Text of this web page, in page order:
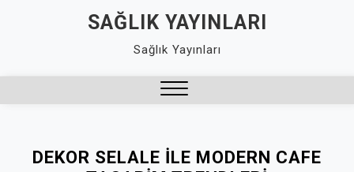
SAĞLIK YAYINLARI
Sağlık Yayınları
DEKOR SELALE İLE MODERN CAFE